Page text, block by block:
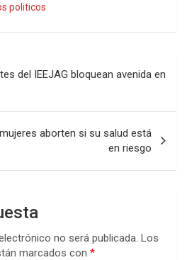
politicos
del IEEJAG bloquean avenida en
aborten si su salud está
en riesgo
no será publicada. Los
marcados con *